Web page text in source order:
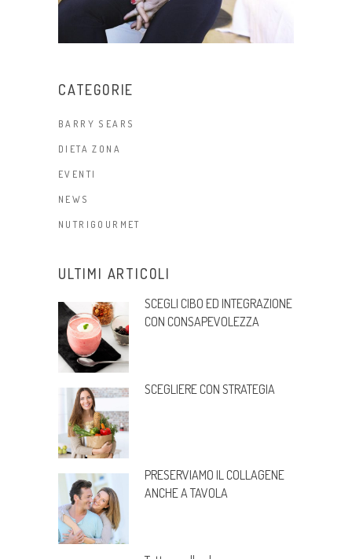
CATEGORIE
BARRY SEARS
DIETA ZONA
EVENTI
NEWS
NUTRIGOURMET
ULTIMI ARTICOLI
SCEGLI CIBO ED INTEGRAZIONE
CON CONSAPEVOLEZZA
SCEGLIERE CON STRATEGIA
PRESERVIAMO IL COLLAGENE
ANCHE A TAVOLA